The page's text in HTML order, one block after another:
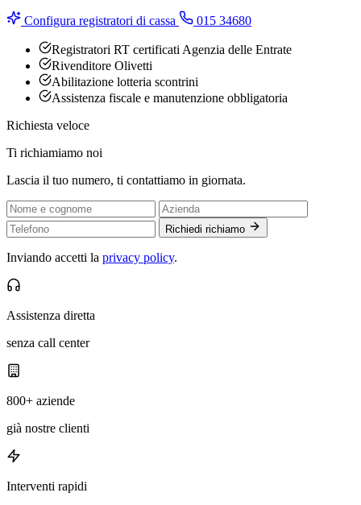
Configura registratori di cassa 015 34680
Registratori RT certificati Agenzia delle Entrate
Rivenditore Olivetti
Abilitazione lotteria scontrini
Assistenza fiscale e manutenzione obbligatoria
Richiesta veloce
Ti richiamiamo noi
Lascia il tuo numero, ti contattiamo in giornata.
Richiedi richiamo
Inviando accetti la privacy policy.
Assistenza diretta
senza call center
800+ aziende
già nostre clienti
Interventi rapidi